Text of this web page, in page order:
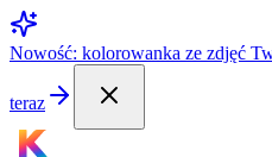
Nowość: kolorowanka ze zdjęć
teraz